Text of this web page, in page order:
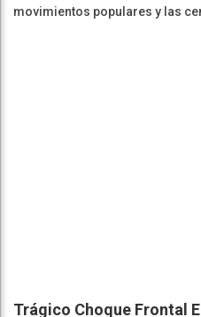
movimientos populares y las
Trágico Choque Frontal